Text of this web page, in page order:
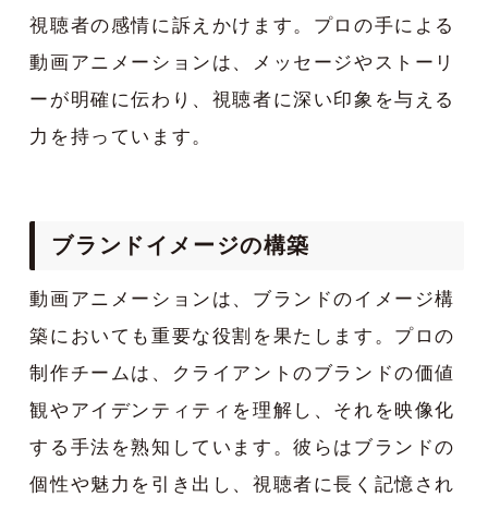
視聴者の感情に訴えかけます。プロの手による
動画アニメーションは、メッセージやストーリ
ーが明確に伝わり、視聴者に深い印象を与える
力を持っています。
ブランドイメージの構築
動画アニメーションは、ブランドのイメージ構
築においても重要な役割を果たします。プロの
制作チームは、クライアントのブランドの価値
観やアイデンティティを理解し、それを映像化
する手法を熟知しています。彼らはブランドの
個性や魅力を引き出し、視聴者に長く記憶され